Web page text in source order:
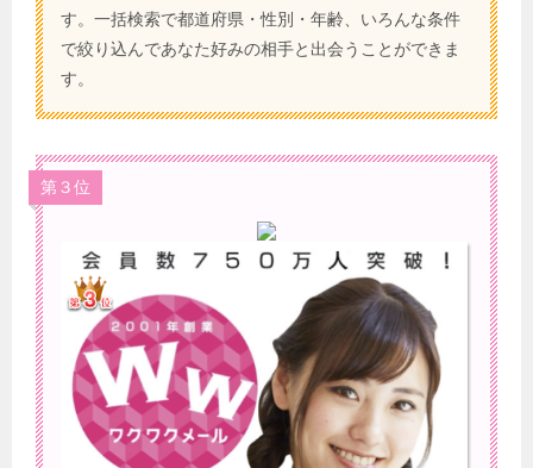
す。一括検索で都道府県・性別・年齢、いろんな条件
で絞り込んであなた好みの相手と出会うことができま
す。
第３位